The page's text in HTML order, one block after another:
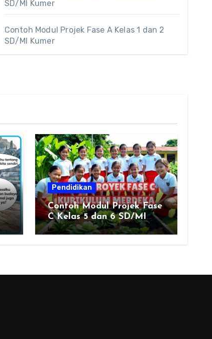
SD/MI Kumer
Contoh Modul Projek Fase A Kelas 1 dan 2
SD/MI Kumer
Pendidikan
Contoh Modul Projek Fase
C Kelas 5 dan 6 SD/MI
Kumer